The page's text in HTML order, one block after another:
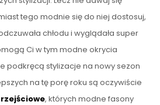
tego modnie się do niej dostosuj,
chłodu i wyglądała super
Ci w tym modne okrycia
podkręcą stylizacje na nowy sezon
na tę porę roku są oczywiście
, których modne fasony